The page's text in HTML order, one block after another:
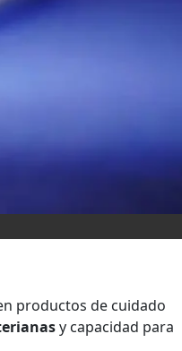
productos de cuidado
y capacidad para